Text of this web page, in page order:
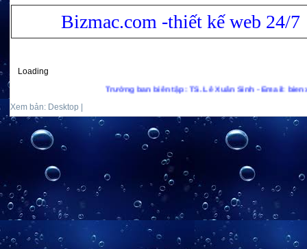
Bizmac.com -thiết kế web 24/7
Loading
Trưởng ban biên tập: TS. Lê Xuân Sinh - Email:
Xem bản: Desktop |